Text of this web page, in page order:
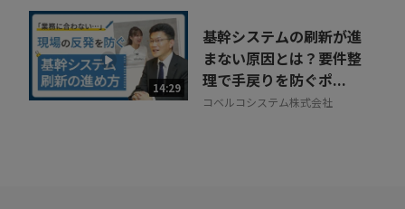
14:29
基幹システムの刷新が進
まない原因とは？要件整
理で手戻りを防ぐポ...
コベルコシステム株式会社